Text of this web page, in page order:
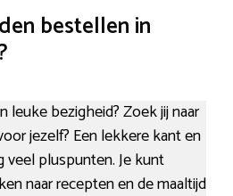
bestellen in
leuke bezigheid? Zoek jij naar
jezelf? Een lekkere kant en
veel pluspunten. Je kunt
naar recepten en de maaltijd